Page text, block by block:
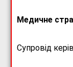
Медичне
Супровід